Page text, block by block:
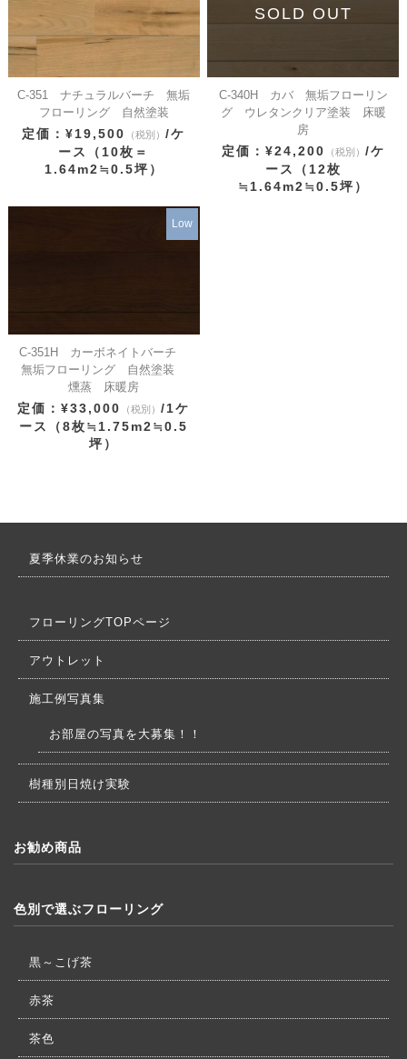
C-351 ナチュラルバーチ 無垢
フローリング 自然塗装
定価：¥19,500 （税別）/ケ
ース（10枚＝
1.64m2≒0.5坪）
SOLD OUT
C-340H カバ 無垢フローリン
グ ウレタンクリア塗装 床暖
房
定価：¥24,200 （税別） /ケ
ース（12枚
≒1.64m2≒0.5坪）
Low
C-351H カーボネイトバーチ
無垢フローリング 自然塗装
燻蒸 床暖房
定価：¥33,000 （税別）/1ケ
ース（8枚≒1.75m2≒0.5
坪）
夏季休業のお知らせ
フローリングTOPページ
アウトレット
施工例写真集
お部屋の写真を大募集！！
樹種別日焼け実験
お勧め商品
色別で選ぶフローリング
黒～こげ茶
赤茶
茶色